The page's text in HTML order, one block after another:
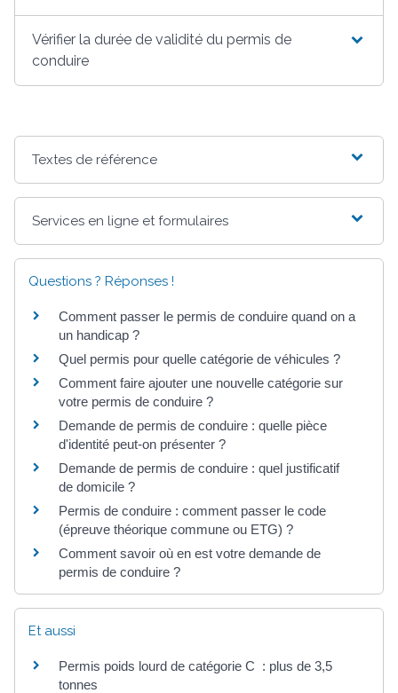
Vérifier la durée de validité du permis de
conduire
Textes de référence
Services en ligne et formulaires
Questions ? Réponses !
Comment passer le permis de conduire quand on a
un handicap ?
Quel permis pour quelle catégorie de véhicules ?
Comment faire ajouter une nouvelle catégorie sur
votre permis de conduire ?
Demande de permis de conduire : quelle pièce
d'identité peut-on présenter ?
Demande de permis de conduire : quel justificatif
de domicile ?
Permis de conduire : comment passer le code
(épreuve théorique commune ou ETG) ?
Comment savoir où en est votre demande de
permis de conduire ?
Et aussi
Permis poids lourd de catégorie C : plus de 3,5
tonnes